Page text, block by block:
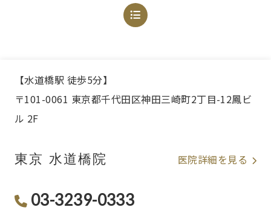
【水道橋駅 徒歩5分】
〒101-0061 東京都千代田区神田三崎町2丁目-12鳳ビ
ル 2F
東京 水道橋院 医院詳細を見る
03-3239-0333